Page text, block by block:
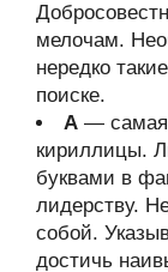
мелочам.
нередко
поиске.
А — самая
кириллицы.
буквами в
лидерству.
собой.
достичь